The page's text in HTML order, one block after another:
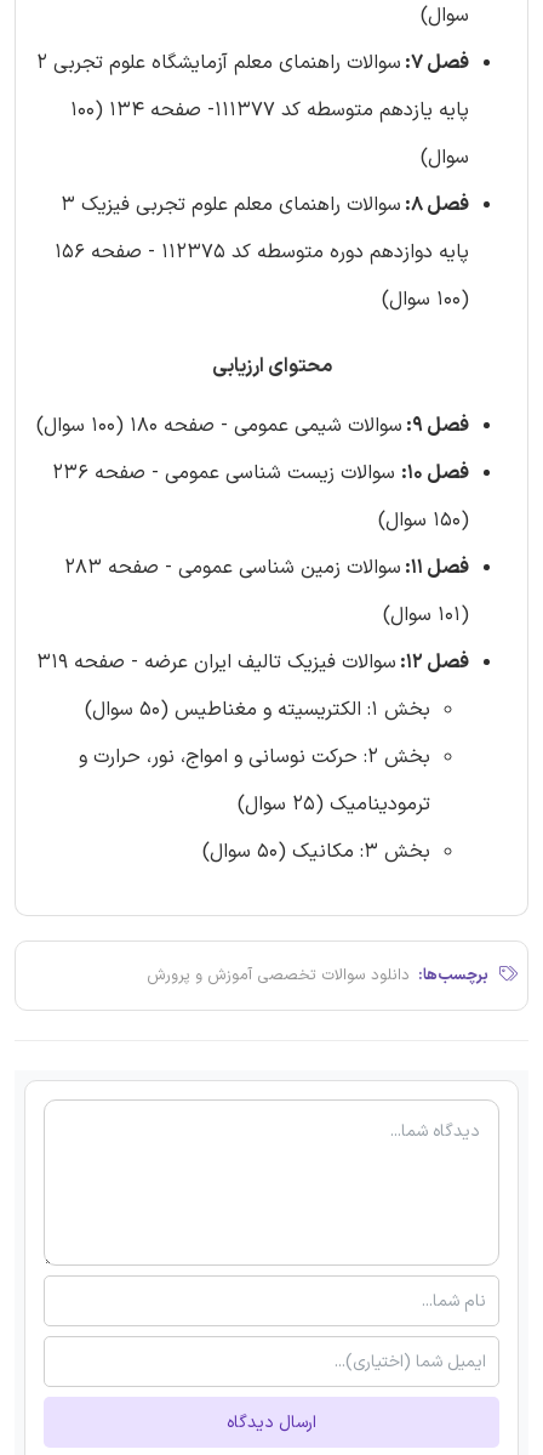
سوال)
فصل 7:
سوالات راهنمای معلم آزمایشگاه علوم تجربی 2
پایه یازدهم متوسطه کد 111377- صفحه 134 (100
سوال)
فصل 8:
سوالات راهنمای معلم علوم تجربی فیزیک 3
پایه دوازدهم دوره متوسطه کد 112375 - صفحه 156
(100 سوال)
محتوای ارزیابی
فصل 9:
سوالات شیمی عمومی - صفحه 180 (100 سوال)
فصل 10:
سوالات زیست شناسی عمومی - صفحه 236
(150 سوال)
فصل 11:
سوالات زمین شناسی عمومی - صفحه 283
(101 سوال)
فصل 12:
سوالات فیزیک تالیف ایران عرضه - صفحه 319
بخش 1: الکتریسیته و مغناطیس (50 سوال)
بخش 2: حرکت نوسانی و امواج، نور، حرارت و
ترمودینامیک (25 سوال)
بخش 3: مکانیک (50 سوال)
برچسب‌ها: دانلود سوالات تخصصی آموزش و پرورش
ارسال دیدگاه